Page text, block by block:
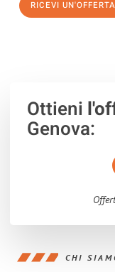
RICEVI
Ottieni
Genova:
CHI